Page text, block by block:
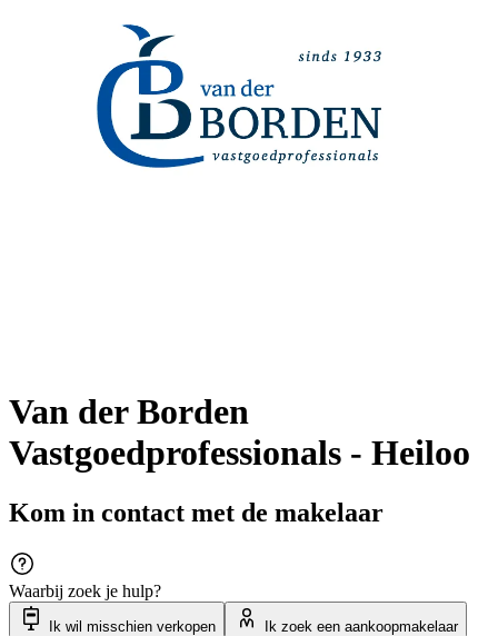
Van der Borden
Vastgoedprofessionals - Heiloo
Kom in contact met de makelaar
Waarbij zoek je hulp?
Ik wil misschien verkopen Ik zoek een aankoopmakelaar